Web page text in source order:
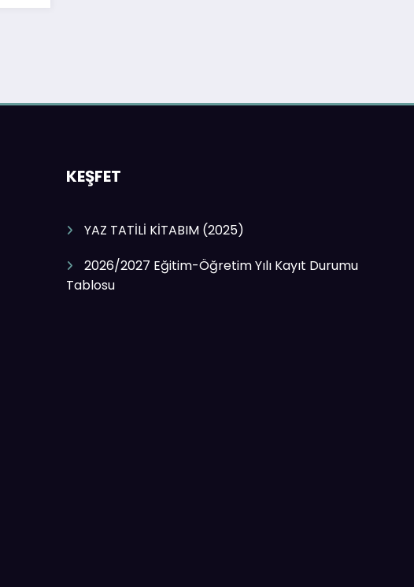
KEŞFET
YAZ TATİLİ KİTABIM (2025)
2026/2027 Eğitim-Öğretim Yılı Kayıt Durumu
Tablosu